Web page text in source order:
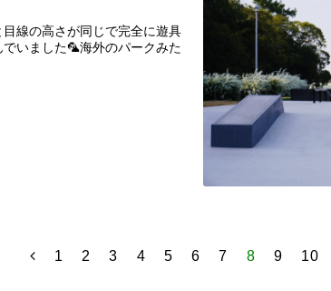
線の高さが同じで完全に遊具
いました🦜海外のパークみた
1 2 3 4 5 6 7 8 9 10